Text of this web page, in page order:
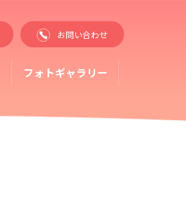
お問い合わせ
フォトギャラリー